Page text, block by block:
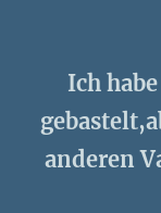
Ich
anderen